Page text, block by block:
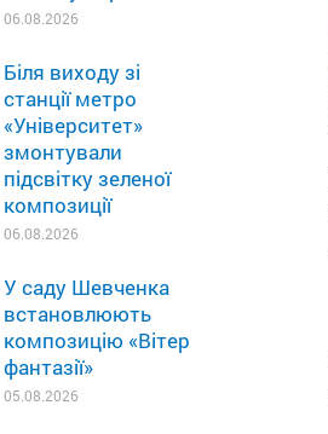
06.08.2026
Біля виходу зі
станції метро
«Університет»
змонтували
підсвітку зеленої
композиції
06.08.2026
У саду Шевченка
встановлюють
композицію «Вітер
фантазії»
05.08.2026